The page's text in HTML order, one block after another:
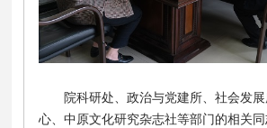
院科研处、政治与党建所、社会发
心、中原文化研究杂志社等部门的相关同